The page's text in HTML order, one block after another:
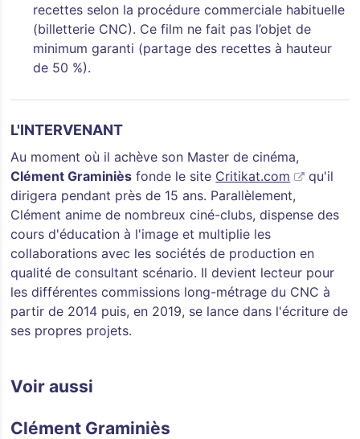
recettes selon la procédure commerciale habituelle
(billetterie CNC). Ce film ne fait pas l’objet de
minimum garanti (partage des recettes à hauteur
de 50 %).
L'INTERVENANT
Au moment où il achève son Master de cinéma,
Clément Graminiès fonde le site Critikat.com
qu'il
dirigera pendant près de 15 ans. Parallèlement,
Clément anime de nombreux ciné-clubs, dispense des
cours d'éducation à l'image et multiplie les
collaborations avec les sociétés de production en
qualité de consultant scénario. Il devient lecteur pour
les différentes commissions long-métrage du CNC à
partir de 2014 puis, en 2019, se lance dans l'écriture de
ses propres projets.
Voir aussi
Clément Graminiès